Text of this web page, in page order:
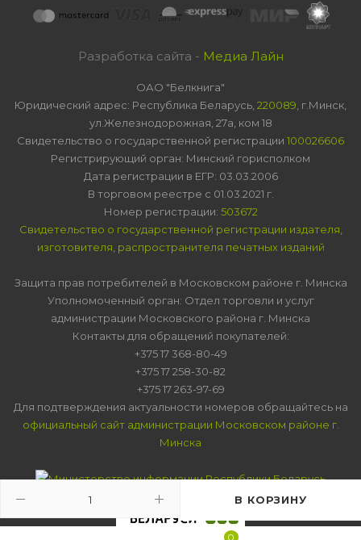
В КОРЗИНУ
0
Разработка сайта - Медиа Лайн
ОАО "Белкнига"
Юридический адрес: Республика Беларусь, 220089 , г.Минск,
ул.Железнодорожная, 27а, ком 18
Свидетельство о государственной регистрации 100026606
Регистрирующий орган: Минский горисполком
Дата регистрации в ЕГР: 03.03.2006
В торговом реестре с 01.03.2021 г.
Номер регистрации: 503672
Свидетельство о государственной регистрации издателя,
изготовителя, распространителя печатных изданий
Защита прав потребителей в Московском районе г. Минска
Уполномоченный орган: Отдел торговли и услуг
администрации Московского района г. Минска
Контакты для обращений покупателей:
+375 17 368-80-49
+375 17 258-30-82
+375 17 263-97-69
Для подтверждения актуальности номеров обращайтесь на
официальный сайт администрации Московском районе г.
Минска